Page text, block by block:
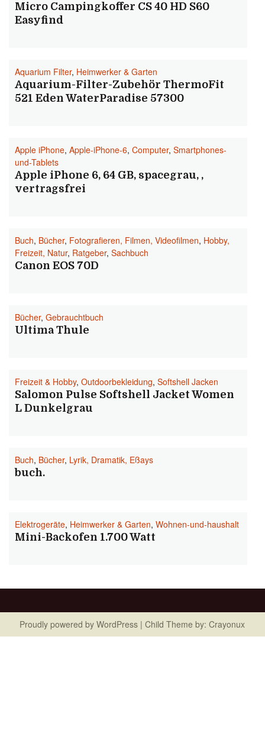
Micro Campingkoffer CS 40 HD S60
Easyfind
Aquarium Filter, Heimwerker & Garten
Aquarium-Filter-Zubehör ThermoFit
521 Eden WaterParadise 57300
Apple iPhone, Apple-iPhone-6, Computer, Smartphones-
und-Tablets
Apple iPhone 6, 64 GB, spacegrau, ,
vertragsfrei
Buch, Bücher, Fotografieren, Filmen, Videofilmen, Hobby,
Freizeit, Natur, Ratgeber, Sachbuch
Canon EOS 70D
Bücher, Gebrauchtbuch
Ultima Thule
Freizeit & Hobby, Outdoorbekleidung, Softshell Jacken
Salomon Pulse Softshell Jacket Women
L Dunkelgrau
Buch, Bücher, Lyrik, Dramatik, Eßays
buch.
Elektrogeräte, Heimwerker & Garten, Wohnen-und-haushalt
Mini-Backofen 1.700 Watt
Proudly powered by WordPress | Child Theme by: Crayonux